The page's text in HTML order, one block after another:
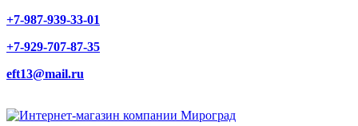
+7-987-939-33-01
+7-929-707-87-35
eft13@mail.ru